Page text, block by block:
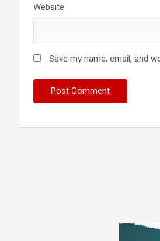
Website
Save my name, email, and